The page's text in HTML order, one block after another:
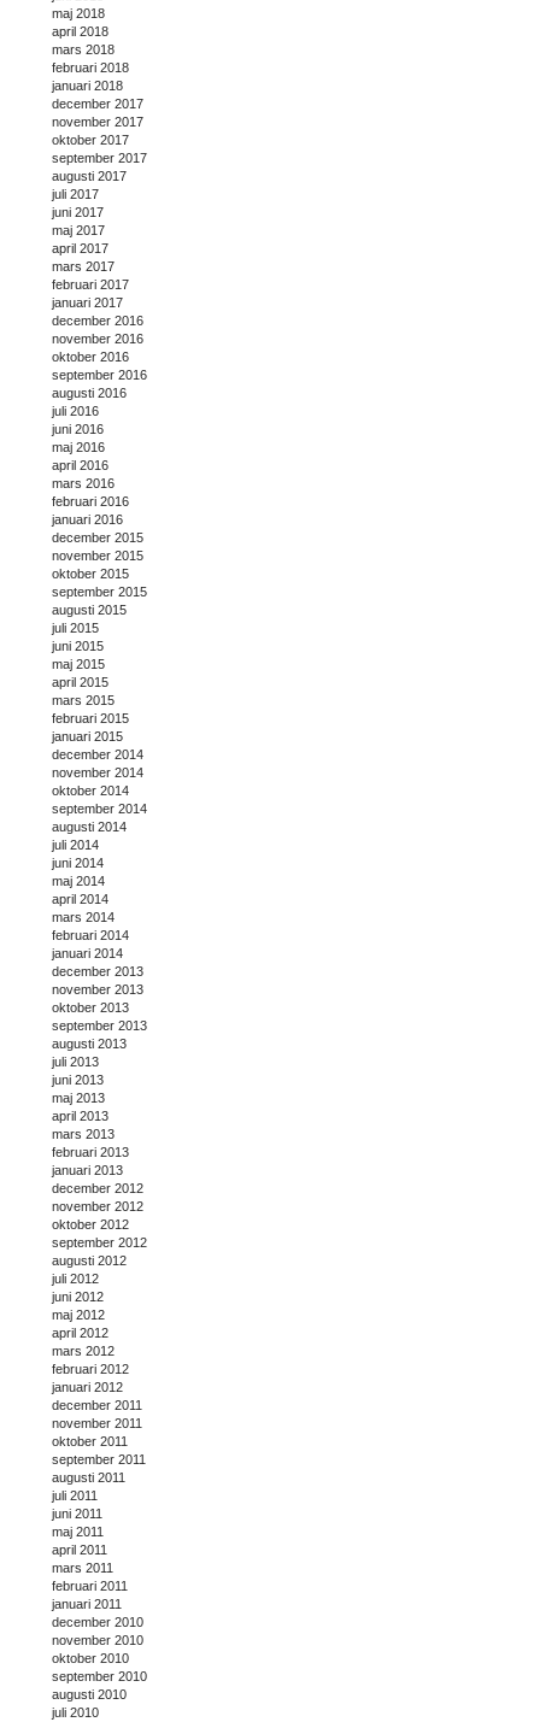
maj 2018
april 2018
mars 2018
februari 2018
januari 2018
december 2017
november 2017
oktober 2017
september 2017
augusti 2017
juli 2017
juni 2017
maj 2017
april 2017
mars 2017
februari 2017
januari 2017
december 2016
november 2016
oktober 2016
september 2016
augusti 2016
juli 2016
juni 2016
maj 2016
april 2016
mars 2016
februari 2016
januari 2016
december 2015
november 2015
oktober 2015
september 2015
augusti 2015
juli 2015
juni 2015
maj 2015
april 2015
mars 2015
februari 2015
januari 2015
december 2014
november 2014
oktober 2014
september 2014
augusti 2014
juli 2014
juni 2014
maj 2014
april 2014
mars 2014
februari 2014
januari 2014
december 2013
november 2013
oktober 2013
september 2013
augusti 2013
juli 2013
juni 2013
maj 2013
april 2013
mars 2013
februari 2013
januari 2013
december 2012
november 2012
oktober 2012
september 2012
augusti 2012
juli 2012
juni 2012
maj 2012
april 2012
mars 2012
februari 2012
januari 2012
december 2011
november 2011
oktober 2011
september 2011
augusti 2011
juli 2011
juni 2011
maj 2011
april 2011
mars 2011
februari 2011
januari 2011
december 2010
november 2010
oktober 2010
september 2010
augusti 2010
juli 2010